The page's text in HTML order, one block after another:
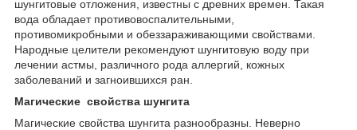
шунгитовые отложения, известны с древних времен. Такая
вода обладает противовоспалительными,
противомикробными и обеззараживающими свойствами.
Народные целители рекомендуют шунгитовую воду при
лечении астмы, различного рода аллергий, кожных
заболеваний и загноившихся ран.
Магические свойства шунгита
Магические свойства шунгита разнообразны. Неверно